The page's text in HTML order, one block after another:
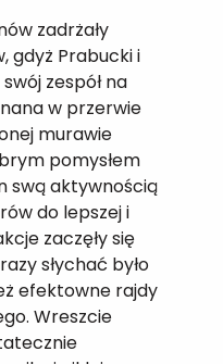
zadrżały
gdyż Prabucki i
zespół na
w przerwie
murawie
pomysłem
swą aktywnością
do lepszej i
zaczęły się
słychać było
efektowne rajdy
Wreszcie